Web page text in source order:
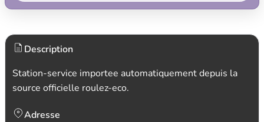
Description
Station-service importee automatiquement depuis la
source officielle roulez-eco.
Adresse